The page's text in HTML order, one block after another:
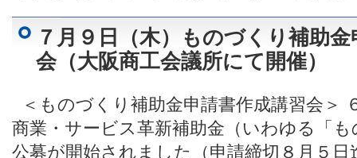
７月９日（木）ものづくり補助
会（大阪商工会議所にて開催）
＜ものづくり補助金申請書作成講習会＞
商業・サービス革新補助金（いわゆる「
公募が開始されました（申請締切８月５